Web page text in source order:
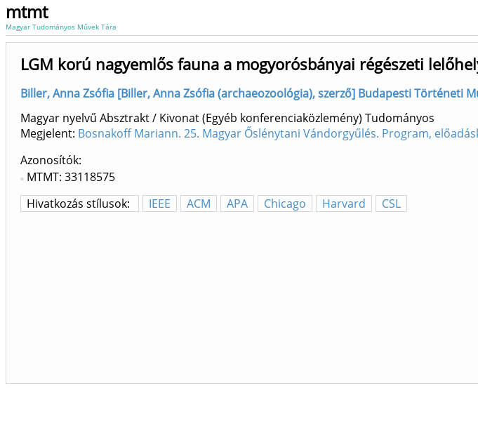
mtmt
Magyar Tudományos Művek Tára
LGM korú nagyemlős fauna a mogyorósbányai régészeti
Biller, Anna Zsófia [Biller, Anna Zsófia (archaeozoológia), szerző] Budapesti Történeti
Magyar nyelvű Absztrakt / Kivonat (Egyéb konferenciaközlemény) Tudományos
Megjelent: Bosnakoff Mariann. 25. Magyar Őslénytani Vándorgyűlés. Program,
Azonosítók
MTMT: 33118575
Hivatkozás stílusok:
IEEE ACM APA Chicago Harvard CSL